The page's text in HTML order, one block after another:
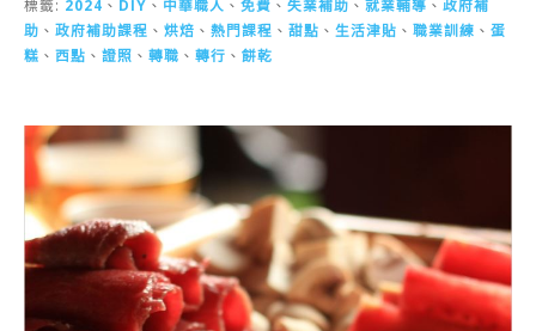
標籤: 2024 、 DIY 、 中華職人 、 免費 、 失業補助 、 就業輔導 、 政府補
助 、 政府補助課程 、 烘焙 、 熱門課程 、 甜點 、 生活津貼 、 職業訓練 、 蛋
糕 、 西點 、 證照 、 轉職 、 轉行 、 餅乾